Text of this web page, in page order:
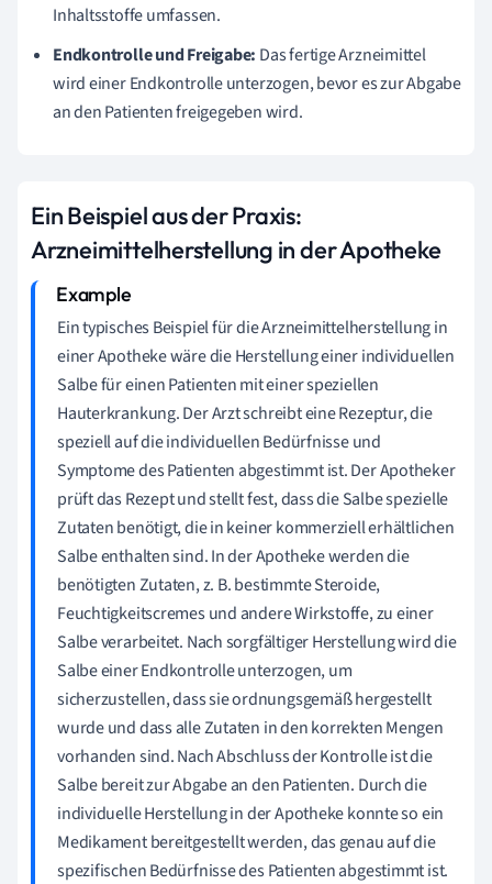
Inhaltsstoffe umfassen.
Endkontrolle und Freigabe: Das fertige Arzneimittel
wird einer Endkontrolle unterzogen, bevor es zur Abgabe
an den Patienten freigegeben wird.
Ein Beispiel aus der Praxis:
Arzneimittelherstellung in der Apotheke
Ein typisches Beispiel für die Arzneimittelherstellung in
einer Apotheke wäre die Herstellung einer individuellen
Salbe für einen Patienten mit einer speziellen
Hauterkrankung. Der Arzt schreibt eine Rezeptur, die
speziell auf die individuellen Bedürfnisse und
Symptome des Patienten abgestimmt ist. Der Apotheker
prüft das Rezept und stellt fest, dass die Salbe spezielle
Zutaten benötigt, die in keiner kommerziell erhältlichen
Salbe enthalten sind. In der Apotheke werden die
benötigten Zutaten, z. B. bestimmte Steroide,
Feuchtigkeitscremes und andere Wirkstoffe, zu einer
Salbe verarbeitet. Nach sorgfältiger Herstellung wird die
Salbe einer Endkontrolle unterzogen, um
sicherzustellen, dass sie ordnungsgemäß hergestellt
wurde und dass alle Zutaten in den korrekten Mengen
vorhanden sind. Nach Abschluss der Kontrolle ist die
Salbe bereit zur Abgabe an den Patienten. Durch die
individuelle Herstellung in der Apotheke konnte so ein
Medikament bereitgestellt werden, das genau auf die
spezifischen Bedürfnisse des Patienten abgestimmt ist.